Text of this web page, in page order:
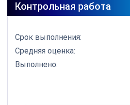
Контрольная работа
Срок выполнения:
Средняя оценка:
Выполнено: